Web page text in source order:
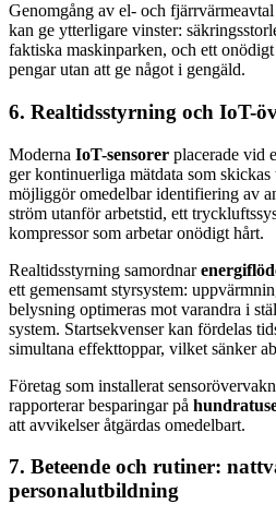
Genomgång av el- och
kan ge ytterligare vinster:
faktiska maskinparken, och ett
pengar utan att ge något i gengäld.
6. Realtidsstyrning och IoT-
Moderna IoT-sensorer placerade vid
ger kontinuerliga mätdata som
möjliggör omedelbar identifiering av
ström utanför arbetstid, ett
kompressor som arbetar onödigt hårt.
Realtidsstyrning samordnar
ett gemensamt styrsystem:
belysning optimeras mot varandra i
system. Startsekvenser kan fördelas
simultana effekttoppar, vilket sänker
Företag som installerat
rapporterar besparingar på
att avvikelser åtgärdas omedelbart.
7. Beteende och rutiner:
personalutbildning